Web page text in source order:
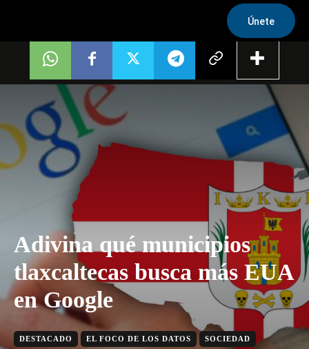
Únete
Adivina qué municipios
tlaxcaltecas busca más EUA
en Google
DESTACADO EL FOCO DE LOS DATOS SOCIEDAD